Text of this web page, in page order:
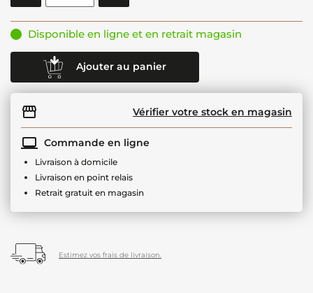
Disponible en ligne et en retrait magasin
Ajouter au panier
Vérifier votre stock en magasin
Commande en ligne
Livraison à domicile
Livraison en point relais
Retrait gratuit en magasin
Estimez vos frais de livraison.